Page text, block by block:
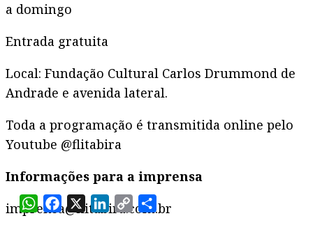
a domingo
Entrada gratuita
Local: Fundação Cultural Carlos Drummond de
Andrade e avenida lateral.
Toda a programação é transmitida online pelo
Youtube @flitabira
Informações para a imprensa
imprensa@flitabira.com.br
WhatsApp
Facebook
X LinkedIn
Copy
Link
Share